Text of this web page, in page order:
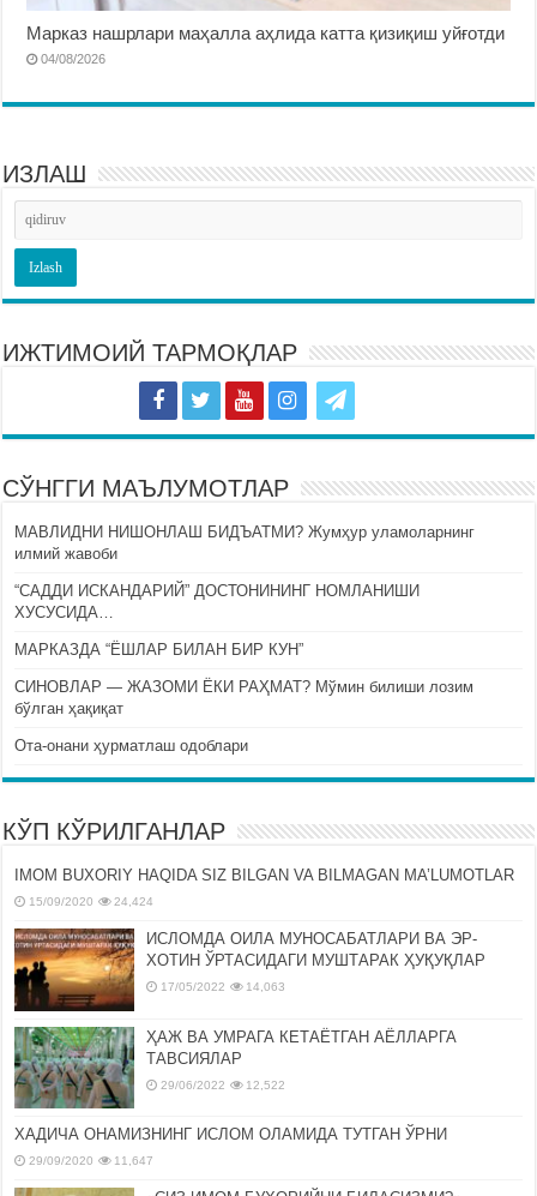
Марказ нашрлари маҳалла аҳлида катта қизиқиш уйғотди
04/08/2026
ИЗЛАШ
ИЖТИМОИЙ ТАРМОҚЛАР
СЎНГГИ МАЪЛУМОТЛАР
МАВЛИДНИ НИШОНЛАШ БИДЪАТМИ? Жумҳур уламоларнинг
илмий жавоби
“САДДИ ИСКАНДАРИЙ” ДОСТОНИНИНГ НОМЛАНИШИ
ХУСУСИДА…
МАРКАЗДА “ЁШЛАР БИЛАН БИР КУН”
СИНОВЛАР — ЖАЗОМИ ЁКИ РАҲМАТ? Мўмин билиши лозим
бўлган ҳақиқат
Ота-онани ҳурматлаш одоблари
КЎП КЎРИЛГАНЛАР
IMOM BUXORIY HAQIDA SIZ BILGAN VA BILMAGAN MA’LUMOTLAR
15/09/2020 24,424
ИСЛОМДА ОИЛА МУНОСАБАТЛАРИ ВА ЭР-
ХОТИН ЎРТАСИДАГИ МУШТАРАК ҲУҚУҚЛАР
17/05/2022 14,063
ҲАЖ ВА УМРАГА КЕТАЁТГАН АЁЛЛАРГА
ТАВСИЯЛАР
29/06/2022 12,522
ХАДИЧА ОНАМИЗНИНГ ИСЛОМ ОЛАМИДА ТУТГАН ЎРНИ
29/09/2020 11,647